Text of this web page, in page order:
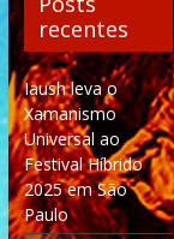
recentes
Iaush leva o
Xamanismo
Universal ao
Festival Híbrido
2025 em São
Paulo